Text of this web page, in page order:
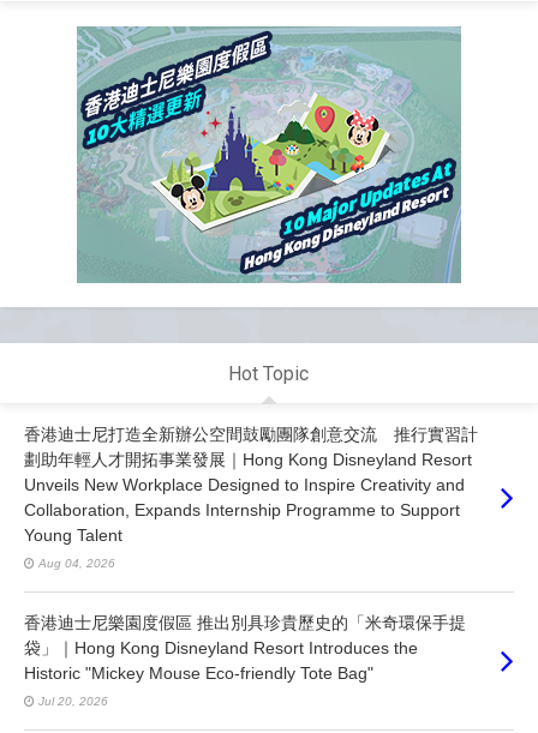
Hot Topic
香港迪士尼打造全新辦公空間鼓勵團隊創意交流 推行實習計
劃助年輕人才開拓事業發展｜Hong Kong Disneyland Resort
Unveils New Workplace Designed to Inspire Creativity and
Collaboration, Expands Internship Programme to Support
Young Talent
Aug 04, 2026
香港迪士尼樂園度假區 推出別具珍貴歷史的「米奇環保手提
袋」｜Hong Kong Disneyland Resort Introduces the
Historic "Mickey Mouse Eco-friendly Tote Bag"
Jul 20, 2026